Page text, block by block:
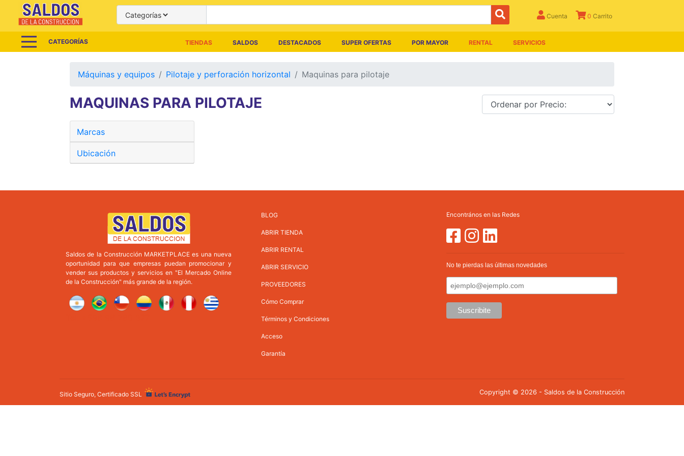
Cuenta 0 Carrito
CATEGORÍAS TIENDAS SALDOS DESTACADOS SUPER OFERTAS POR MAYOR RENTAL SERVICIOS
Máquinas y equipos Pilotaje y perforación horizontal Maquinas para pilotaje
MAQUINAS PARA PILOTAJE
Marcas
Ubicación
Saldos de la Construcción MARKETPLACE es una nueva
oportunidad para que empresas puedan promocionar y
vender sus productos y servicios en "El Mercado Online
de la Construcción" más grande de la región.
BLOG
ABRIR TIENDA
ABRIR RENTAL
ABRIR SERVICIO
PROVEEDORES
Cómo Comprar
Términos y Condiciones
Acceso
Garantía
Encontrános en las Redes
No te pierdas las últimas novedades
Sitio Seguro, Certificado SSL Copyright © 2026 - Saldos de la Construcción